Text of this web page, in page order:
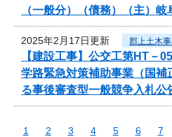
（一般分）（債務）（主）
2025年2月17日更新 郡上土木
【建設工事】公交工第HT－
学路緊急対策補助事業（国補
る事後審査型一般競争入札公
1 2 3 4 5 6 7